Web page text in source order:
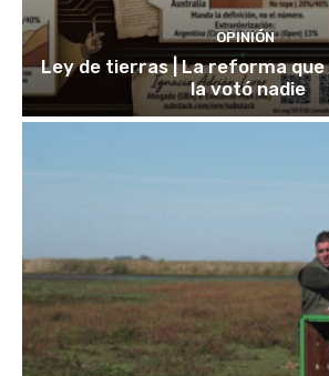
OPINIÓN
Ley de tierras | La reforma
la votó nadie